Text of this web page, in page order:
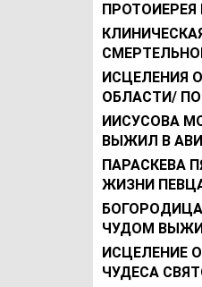
ИСЦЕЛЕНИЯ
ОБЛАСТИ/
ИИСУСОВА
ВЫЖИЛ В
ПАРАСКЕВА
ЖИЗНИ
ЧУДОМ
ИСЦЕЛЕНИЕ
ЧУДЕСА